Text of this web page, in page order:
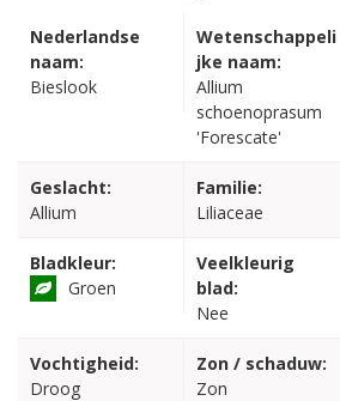
Nederlandse
naam:
Bieslook
Wetenschappeli
jke naam:
Allium
schoenoprasum
'Forescate'
Geslacht:
Allium
Familie:
Liliaceae
Bladkleur:
Groen
Veelkleurig
blad:
Nee
Vochtigheid:
Droog
Zon / schaduw:
Zon